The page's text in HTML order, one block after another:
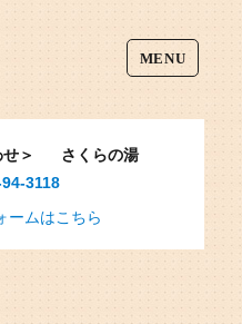
MENU
＞
さくらの湯
3118
ームはこちら